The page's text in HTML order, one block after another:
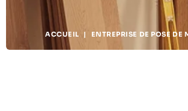
ACCUEIL | ENTREPRISE DE POSE